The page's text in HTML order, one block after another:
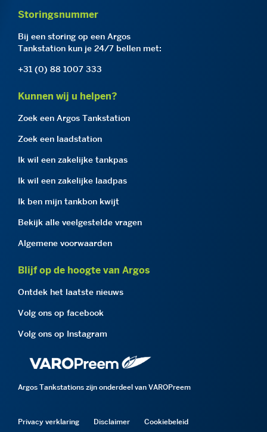
Storingsnummer
Bij een storing op een Argos
Tankstation kun je 24/7 bellen met:
+31 (0) 88 1007 333
Kunnen wij u helpen?
Zoek een Argos Tankstation
Zoek een laadstation
Ik wil een zakelijke tankpas
Ik wil een zakelijke laadpas
Ik ben mijn tankbon kwijt
Bekijk alle veelgestelde vragen
Algemene voorwaarden
Blijf op de hoogte van Argos
Ontdek het laatste nieuws
Volg ons op facebook
Volg ons op Instagram
Argos Tankstations zijn onderdeel van VAROPreem
Privacy verklaring Disclaimer Cookiebeleid